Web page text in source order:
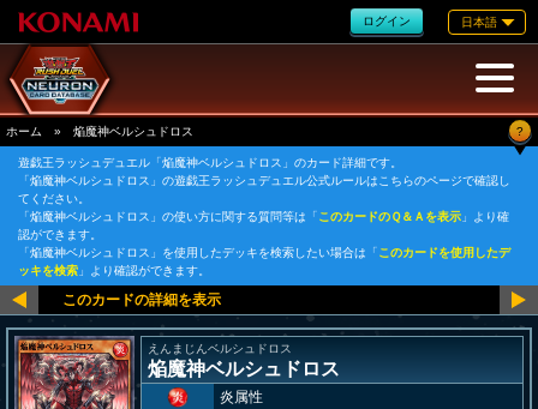
ログイン 日本語
ホーム » 焔魔神ベルシュドロス ?
遊戯王ラッシュデュエル「焔魔神ベルシュドロス」のカード詳細です。
「焔魔神ベルシュドロス」の遊戯王ラッシュデュエル公式ルールはこちらのページで確認し
てください。
「焔魔神ベルシュドロス」の使い方に関する質問等は「このカードのＱ＆Ａを表示 」より確
認ができます。
「焔魔神ベルシュドロス」を使用したデッキを検索したい場合は「このカードを使用したデ
ッキを検索 」より確認ができます。
えんまじんベルシュドロス
焔魔神ベルシュドロス
炎属性